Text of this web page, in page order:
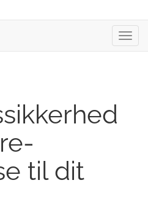
Skift
til dit